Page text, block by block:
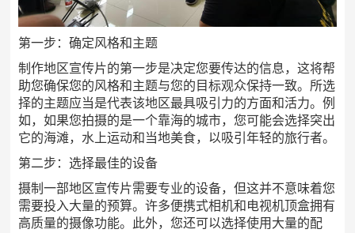
第一步：确定风格和主题
制作地区宣传片的第一步是决定您要传达的信息，这将帮
助您确保您的风格和主题与您的目标观众保持一致。所选
择的主题应当是代表该地区最具吸引力的方面和活力。例
如，如果您拍摄的是一个靠海的城市，您可能会选择突出
它的海滩，水上运动和当地美食，以吸引年轻的旅行者。
第二步：选择最佳的设备
摄制一部地区宣传片需要专业的设备，但这并不意味着您
需要投入大量的预算。许多便携式相机和电视机顶盒拥有
高质量的摄像功能。此外，您还可以选择使用大量的配